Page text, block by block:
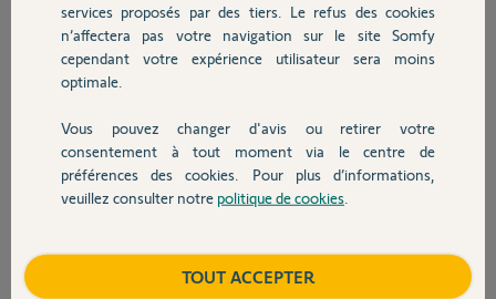
Autres produits
Devis avec un pro
Contact
bonjour
ma télécommande fonctionne épisodiquement une fois sur deux.
j'aimerais savoir la raison.
merci pour votre réponse
services proposés par des tiers. Le refus des cookies
n’affectera pas votre navigation sur le site Somfy
cependant votre expérience utilisateur sera moins
optimale.
Vous pouvez changer d'avis ou retirer votre
consentement à tout moment via le centre de
préférences des cookies. Pour plus d’informations,
veuillez consulter notre politique de cookies
TOUT ACCEPTER